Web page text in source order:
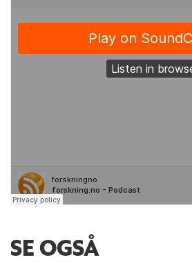
SE OGSÅ